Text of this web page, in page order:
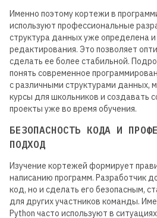
Именно поэтому кортежи в
используют профессиональные
структура данных уже определена
редактирования. Это позволяет
сделать ее более стабильной.
понять современное
с различными структурами данных,
курсы для школьников и создавать
проекты уже во время обучения.
БЕЗОПАСНОСТЬ КОДА И
ПОДХОД
Изучение кортежей формирует
написанию программ. Разработчик
код, но и сделать его безопасным,
для других участников команды.
Python часто используют в